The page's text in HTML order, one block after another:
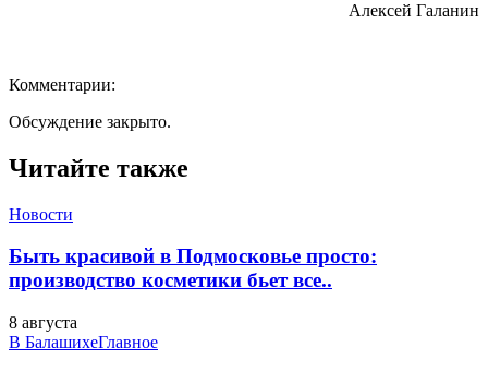
Алексей Галанин
Комментарии:
Обсуждение закрыто.
Читайте также
Новости
Быть красивой в Подмосковье просто:
производство косметики бьет все..
8 августа
В БалашихеГлавное